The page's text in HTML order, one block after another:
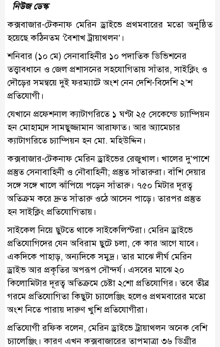
নিউজ ডেস্ক
কক্সবাজার-টেকনাফ মেরিন ড্রাইভে প্রথমবারের মতো অনুষ্ঠিত
হয়েছে কঠিনতম ‘বৈশাখ ট্রায়াথলন’।
শনিবার (১০ মে) সেনাবাহিনীর ১০ পদাতিক ডিভিশনের
তত্ত্বাবধানে ও জেল প্রশাসনের সহযোগিতায় সাঁতার, সাইক্লিং ও
দৌড়ের সমন্বয়ে দুই ফরম্যাটে অংশ নেন দেশি-বিদেশি ২’শ
প্রতিযোগী।
যেখানে প্রফেশনাল ক্যাটাগরিতে ১ ঘণ্টা ২৫ সেকেন্ডে চ্যাম্পিয়ন
হন মোহাম্মদ সামছুজ্জামান আরাফাত। আর অ্যামেচার
ক্যাটাগরিতে চ্যাম্পিয়ন হন মো. মহিউদ্দিন।
কক্সবাজার-টেকনাফ মেরিন ড্রাইভের রেজুখাল। খালের দু’পাশে
প্রস্তুত সেনাবাহিনী ও নৌবাহিনী; প্রস্তুত সাঁতারুরা। বাঁশি দেয়ার
সঙ্গে সঙ্গে খালে ঝাঁপিয়ে পড়েন সাঁতারু। ৭৫০ মিটার দূরত্ব
অতিক্রম করে দ্রুত সাঁতারু ওঠে আসেন পাড়ে। তারপর প্রস্তুত
হন সাইক্লিং প্রতিযোগিতায়।
সাইকেল নিয়ে ছুটতে থাকে সাইকেলিস্টরা। মেরিন ড্রাইভে
প্রতিযোগিদের যেন অবিরাম ছুটে চলা, কে কার আগে যাবে।
একদিকে পাহাড়, অন্যদিকে সমুদ্র। তার মাঝে দীর্ঘ মেরিন
ড্রাইভ আর প্রকৃতির অপরূপ সৌন্দর্য। এসবের মাঝে ২০
কিলোমিটার দূরত্ব অতিক্রমে চেষ্টা ২শো প্রতিযোগির। তবে তীব্র
গরমে প্রতিযোগিতা কিছুটা চ্যালেঞ্জিং হলেও প্রথমবারের মতো
অংশ নিতে পারায় দারুণ খুশি প্রতিযোগীরা।
প্রতিযোগী রফিক বলেন, মেরিন ড্রাইভে ট্রায়াথলন অনেক বেশি
চ্যালেঞ্জিং। কারণ এখন কক্সবাজারের তাপমাত্রা ৩৬ ডিগ্রীর